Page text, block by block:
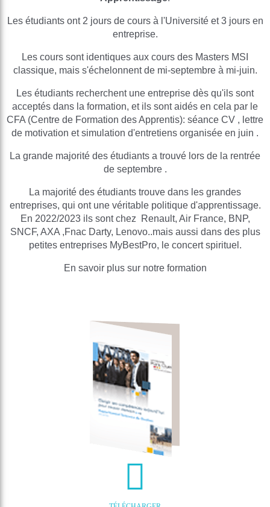
Les étudiants ont 2 jours de cours à l'Université et 3 jours en
entreprise.
Les cours sont identiques aux cours des Masters MSI
classique, mais s'échelonnent de mi-septembre à mi-juin.
Les étudiants recherchent une entreprise dès qu'ils sont
acceptés dans la formation, et ils sont aidés en cela par le
CFA (Centre de Formation des Apprentis): séance CV , lettre
de motivation et simulation d'entretiens organisée en juin .
La grande majorité des étudiants a trouvé lors de la rentrée
de septembre .
La majorité des étudiants trouve dans les grandes
entreprises, qui ont une véritable politique d'apprentissage.
En 2022/2023 ils sont chez Renault, Air France, BNP,
SNCF, AXA ,Fnac Darty, Lenovo..mais aussi dans des plus
petites entreprises MyBestPro, le concert spirituel.
En savoir plus sur notre formation